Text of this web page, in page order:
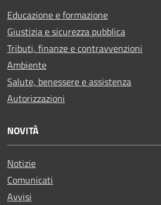
Educazione e formazione
Giustizia e sicurezza pubblica
Tributi, finanze e contravvenzioni
Ambiente
Salute, benessere e assistenza
Autorizzazioni
NOVITÀ
Notizie
Comunicati
Avvisi